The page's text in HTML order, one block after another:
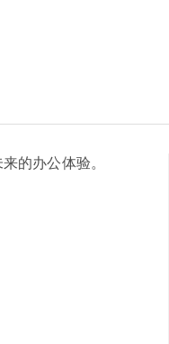
的办公体验。